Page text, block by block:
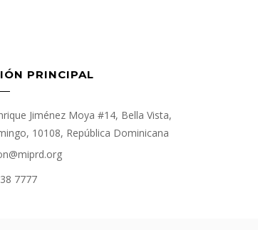
PRINCIPAL
Jiménez Moya #14, Bella Vista,
10108, República Dominicana
7777